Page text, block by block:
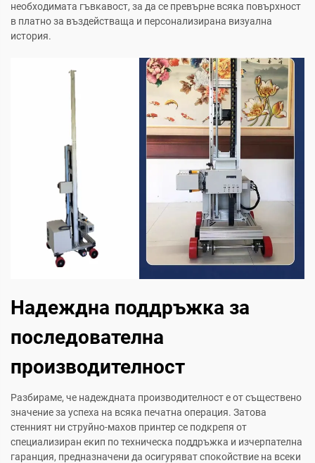
необходимата гъвкавост, за да се превърне всяка повърхност
в платно за въздействаща и персонализирана визуална
история.
Надеждна поддръжка за
последователна
производителност
Разбираме, че надеждната производителност е от съществено
значение за успеха на всяка печатна операция. Затова
стенният ни струйно-махов принтер се подкрепя от
специализиран екип по техническа поддръжка и изчерпателна
гаранция, предназначени да осигуряват спокойствие на всеки